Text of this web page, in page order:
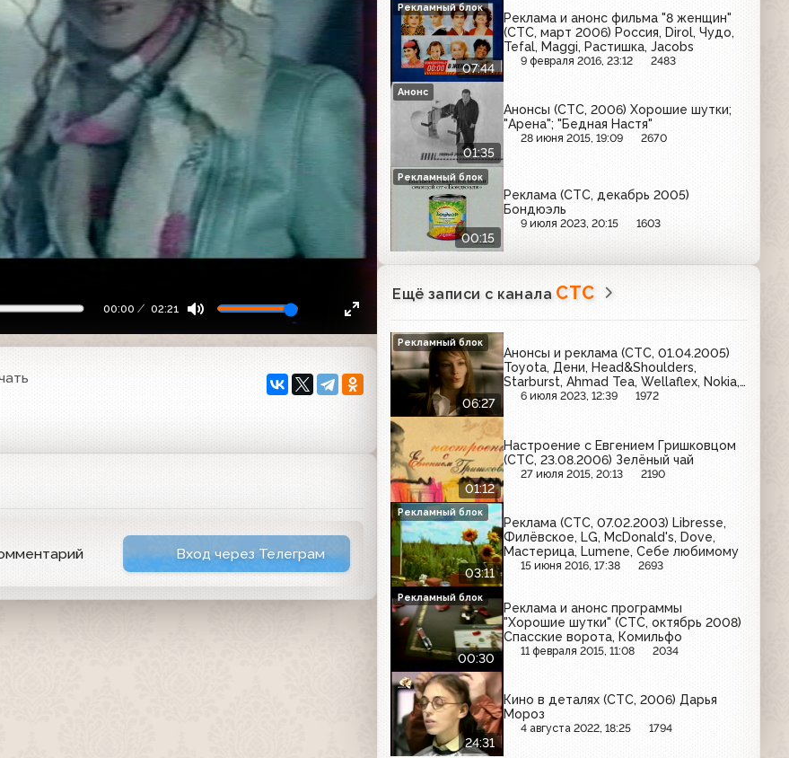
00:00 02:21
Вход через Телеграм
07:44
Реклама и анонс фильма "8 женщин"
(СТС, март 2006) Россия, Dirol, Чудо,
Tefal, Maggi, Растишка, Jacobs
9 февраля 2016, 23:12 2483
Рекламный блок
01:35
Анонсы (СТС, 2006) Хорошие шутки;
"Арена"; "Бедная Настя"
28 июня 2015, 19:09 2670
Анонс
00:15
Реклама (СТС, декабрь 2005)
Бондюэль
9 июля 2023, 20:15 1603
Рекламный блок
Ещё записи с канала СТС
06:27
Анонсы и реклама (СТС, 01.04.2005)
Toyota, Дени, Head&Shoulders,
Starburst, Ahmad Tea, Wellaflex, Nokia,
Каруна, Safeguard, 3 корочки, L'Oreal,
6 июля 2023, 12:39 1972
Рекламный блок
01:12
Настроение с Евгением Гришковцом
(СТС, 23.08.2006) Зелёный чай
27 июля 2015, 20:13 2190
03:11
Реклама (СТС, 07.02.2003) Libresse,
Филёвское, LG, McDonald's, Dove,
Мастерица, Lumene, Себе любимому
15 июня 2016, 17:38 2693
Рекламный блок
00:30
Реклама и анонс программы
"Хорошие шутки" (СТС, октябрь 2008)
Спасские ворота, Комильфо
11 февраля 2015, 11:08 2034
Рекламный блок
24:31
Кино в деталях (СТС, 2006) Дарья
Мороз
4 августа 2022, 18:25 1794